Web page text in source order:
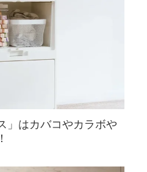
」はカバコやカラボや